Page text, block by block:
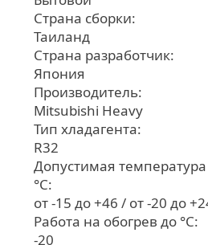
Страна сборки:
Таиланд
Страна разработчик:
Япония
Производитель:
Mitsubishi Heavy
Тип хладагента:
R32
Допустимая
°С:
от -15 до +46 / от -20 до
Работа на обогрев до °С:
-20